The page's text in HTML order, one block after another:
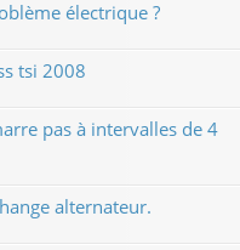
électrique ?
tsi 2008
pas à intervalles de 4
alternateur.